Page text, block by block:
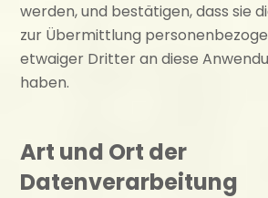
werden, und bestätigen, dass sie
zur Übermittlung
etwaiger Dritter an diese
haben.
Art und Ort der
Datenverarbeitung